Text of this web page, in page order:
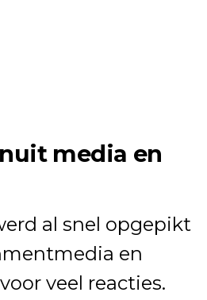
media en
al snel opgepikt
en
veel reacties.